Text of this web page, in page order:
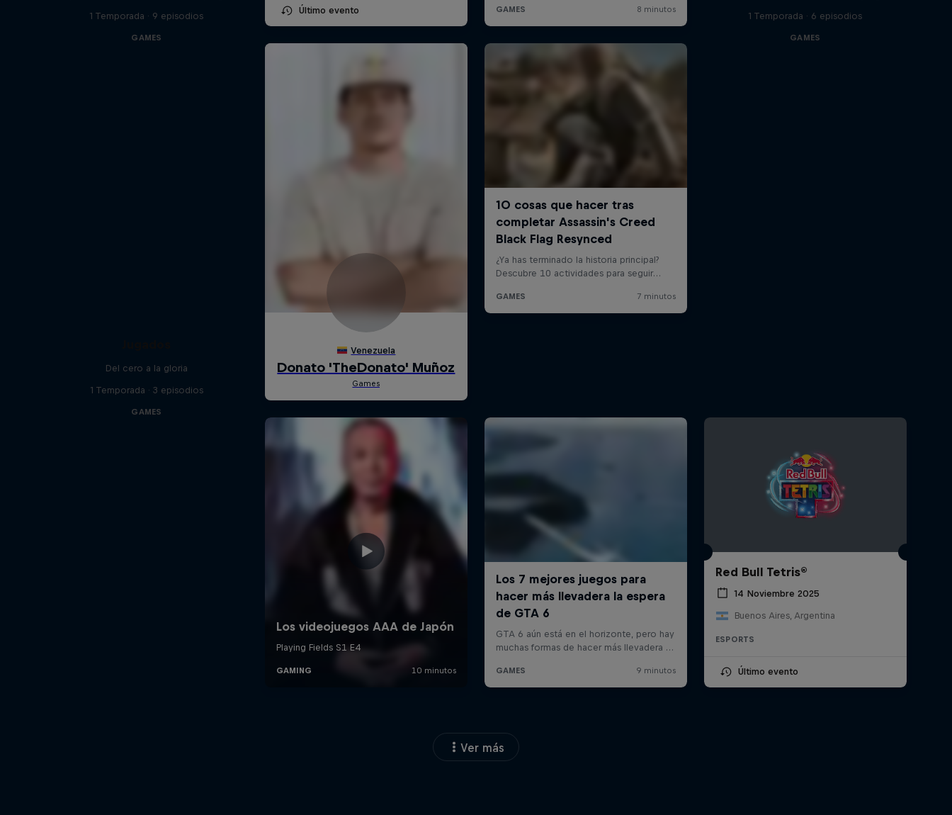
Último evento
1 Temporada · 9 episodios
GAMES
1 Temporada · 6 episodios
GAMES
Del cero a la gloria
1 Temporada · 3 episodios
GAMES
Red Bull Tetris®
14 Noviembre 2025
Buenos Aires, Argentina
ESPORTS
Último evento
Ver más